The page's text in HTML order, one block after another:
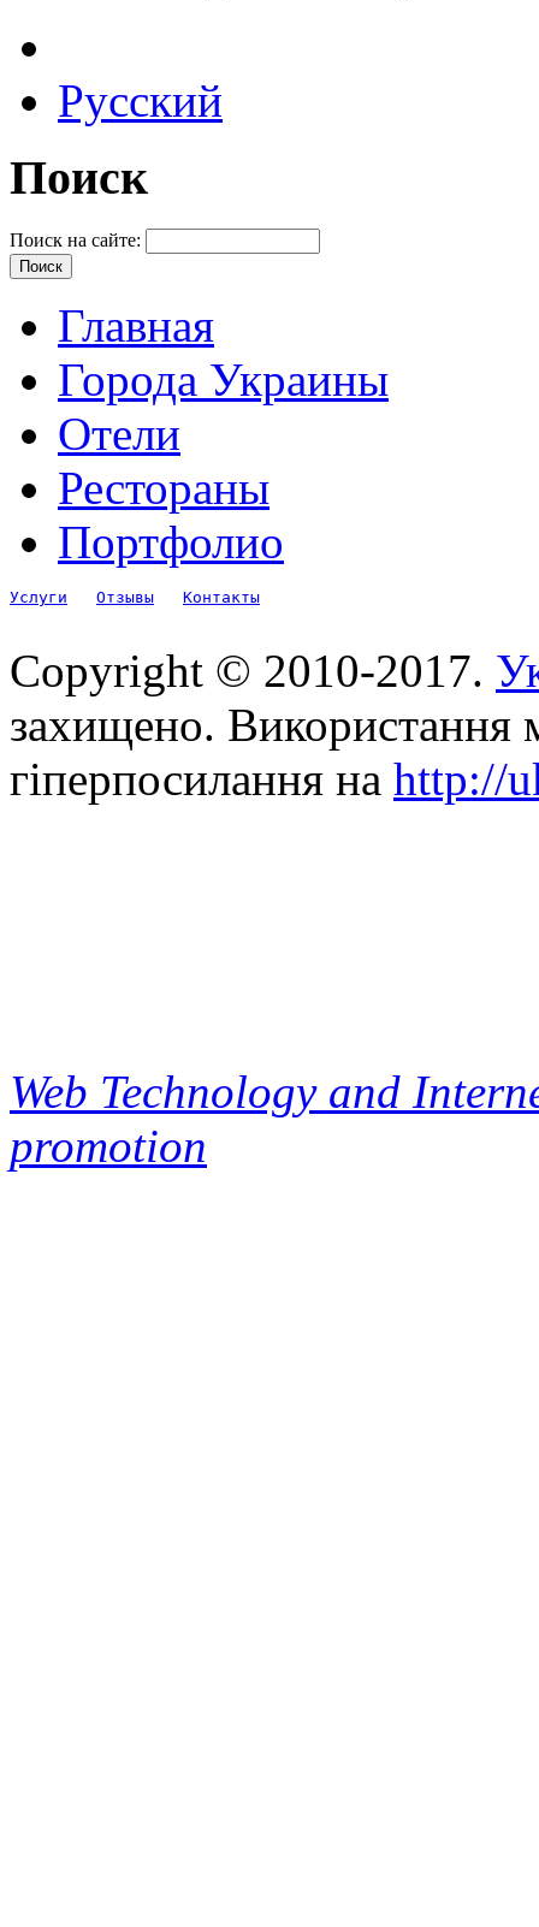
Русский
Поиск
Поиск на сайте:
Главная
Города Украины
Отели
Рестораны
Портфолио
Услуги Отзывы Контакты
Copyright © 2010-2017.
захищено. Використання
гіперпосилання на http://
Web Technology and
promotion